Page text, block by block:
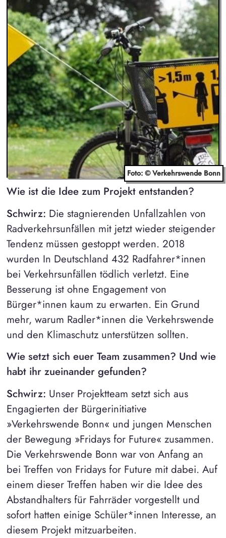
Foto: © Verkehrswende Bonn
Wie ist die Idee zum Projekt entstanden?
Schwirz: Die stagnierenden Unfallzahlen von
Radverkehrsunfällen mit jetzt wieder steigender
Tendenz müssen gestoppt werden. 2018
wurden In Deutschland 432 Radfahrer*innen
bei Verkehrsunfällen tödlich verletzt. Eine
Besserung ist ohne Engagement von
Bürger*innen kaum zu erwarten. Ein Grund
mehr, warum Radler*innen die Verkehrswende
und den Klimaschutz unterstützen sollten.
Wie setzt sich euer Team zusammen? Und wie
habt ihr zueinander gefunden?
Schwirz: Unser Projektteam setzt sich aus
Engagierten der Bürgerinitiative
»Verkehrswende Bonn« und jungen Menschen
der Bewegung »Fridays for Future« zusammen.
Die Verkehrswende Bonn war von Anfang an
bei Treffen von Fridays for Future mit dabei. Auf
einem dieser Treffen haben wir die Idee des
Abstandhalters für Fahrräder vorgestellt und
sofort hatten einige Schüler*innen Interesse, an
diesem Projekt mitzuarbeiten.